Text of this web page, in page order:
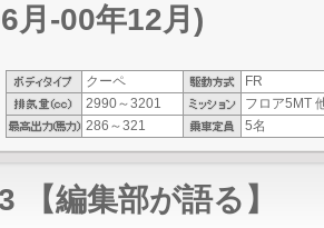
月-00年12月)
クーペ
FR
2990～3201
フロア5MT
286～321
5名
【編集部が語る】